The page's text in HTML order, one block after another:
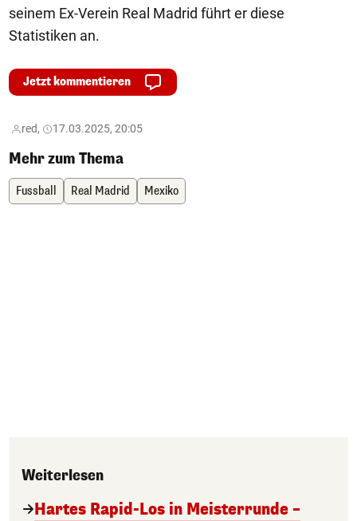
seinem Ex-Verein Real Madrid führt er diese
Statistiken an.
Jetzt kommentieren
red, 17.03.2025, 20:05
Mehr zum Thema
Fussball Real Madrid Mexiko
Weiterlesen
Hartes Rapid-Los in Meisterrunde –